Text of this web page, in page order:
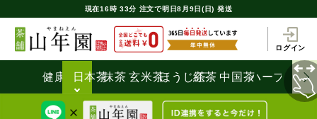
現在16時 33分 注文で明日8月9日(日) 発送
ログイン
健康茶日本茶抹茶 玄米茶ほうじ茶
紅茶 中国茶ハーブティ